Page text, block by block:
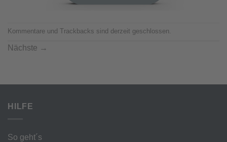
Kommentare und Trackbacks sind derzeit geschlossen.
Nächste →
HILFE
So geht´s